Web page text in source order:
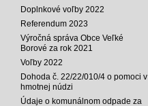
Doplnkové voľby 2022
Referendum 2023
Výročná správa Obce Veľké
Borové za rok 2021
Voľby 2022
Dohoda č. 22/22/010/4 o pomoci v
hmotnej núdzi
Údaje o komunálnom odpade za